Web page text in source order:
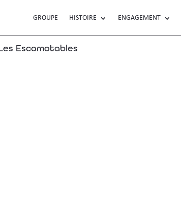
GROUPE HISTOIRE ENGAGEMENT
Escamotables